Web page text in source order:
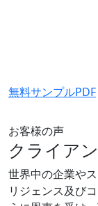
無料サンプルPDF
お客様の声
クライア
世界中の企業や
リジェンス及び